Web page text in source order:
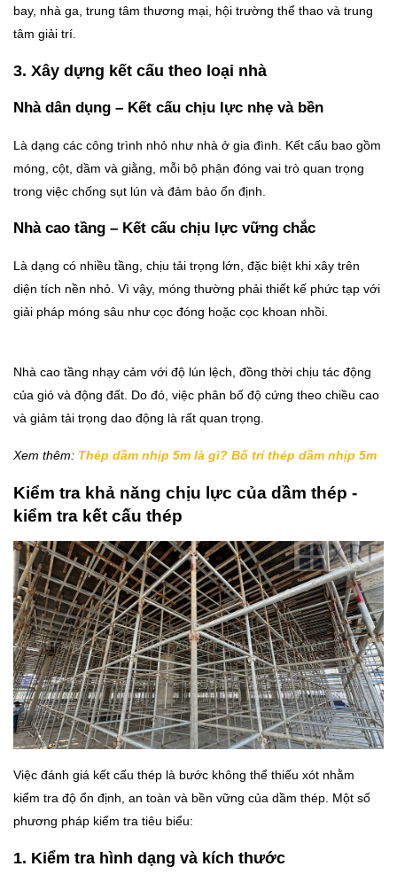
bay, nhà ga, trung tâm thương mại, hội trường thể thao và trung
tâm giải trí.
3. Xây dựng kết cấu theo loại nhà
Nhà dân dụng – Kết cấu chịu lực nhẹ và bền
Là dạng các công trình nhỏ như nhà ở gia đình. Kết cấu bao gồm
móng, cột, dầm và giằng, mỗi bộ phận đóng vai trò quan trọng
trong việc chống sụt lún và đảm bảo ổn định.
Nhà cao tầng – Kết cấu chịu lực vững chắc
Là dạng có nhiều tầng, chịu tải trọng lớn, đặc biệt khi xây trên
diện tích nền nhỏ. Vì vậy, móng thường phải thiết kế phức tạp với
giải pháp móng sâu như cọc đóng hoặc cọc khoan nhồi.
Nhà cao tầng nhạy cảm với độ lún lệch, đồng thời chịu tác động
của gió và động đất. Do đó, việc phân bố độ cứng theo chiều cao
và giảm tải trọng dao động là rất quan trọng.
Xem thêm: Thép dầm nhịp 5m là gì? Bố trí thép dầm nhịp 5m
Kiểm tra khả năng chịu lực của dầm thép -
kiểm tra kết cấu thép
Việc đánh giá kết cấu thép là bước không thể thiếu xót nhằm
kiểm tra độ ổn định, an toàn và bền vững của dầm thép. Một số
phương pháp kiểm tra tiêu biểu:
1. Kiểm tra hình dạng và kích thước